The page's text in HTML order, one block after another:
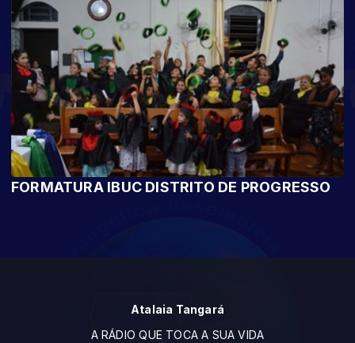
FORMATURA IBUC DISTRITO DE PROGRESSO
Atalaia Tangará
A RÁDIO QUE TOCA A SUA VIDA